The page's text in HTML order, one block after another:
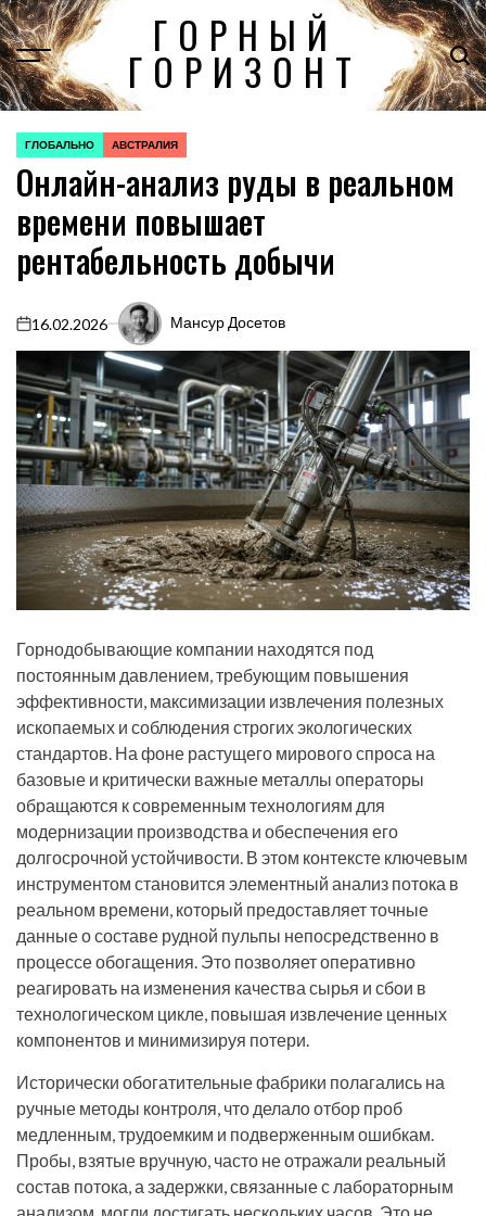
Перейти
к
содержимому
ГОРНЫЙ
ГОРИЗОНТ
ОПУБЛИКОВАНО
В
ГЛОБАЛЬНО АВСТРАЛИЯ
Онлайн-анализ руды в реальном
времени повышает
рентабельность добычи
on
16.02.2026 Мансур Досетов
Горнодобывающие компании находятся под
постоянным давлением, требующим повышения
эффективности, максимизации извлечения полезных
ископаемых и соблюдения строгих экологических
стандартов. На фоне растущего мирового спроса на
базовые и критически важные металлы операторы
обращаются к современным технологиям для
модернизации производства и обеспечения его
долгосрочной устойчивости. В этом контексте ключевым
инструментом становится элементный анализ потока в
реальном времени, который предоставляет точные
данные о составе рудной пульпы непосредственно в
процессе обогащения. Это позволяет оперативно
реагировать на изменения качества сырья и сбои в
технологическом цикле, повышая извлечение ценных
компонентов и минимизируя потери.
Исторически обогатительные фабрики полагались на
ручные методы контроля, что делало отбор проб
медленным, трудоемким и подверженным ошибкам.
Пробы, взятые вручную, часто не отражали реальный
состав потока, а задержки, связанные с лабораторным